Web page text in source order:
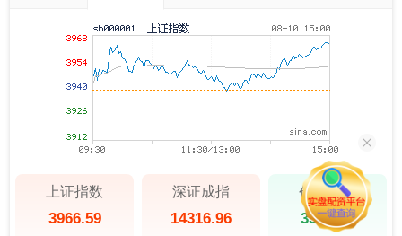
上证指数
3966.59
深证成指
14316.96
创业板指
3537.21